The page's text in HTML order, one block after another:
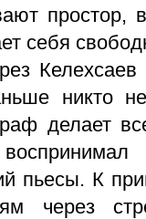
простор,
себя
никто
делает
пьесы. К
через